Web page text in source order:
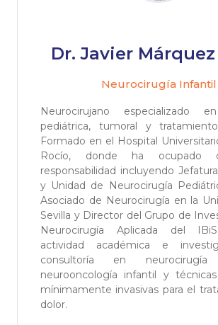
Dr. Javier Márquez
Neurocirugía Infantil
Neurocirujano especializado
pediátrica, tumoral y
Formado en el Hospital
Rocío, donde ha ocupado
responsabilidad incluyendo
y Unidad de Neurocirugía
Asociado de Neurocirugía en la
Sevilla y Director del Grupo de
Neurocirugía Aplicada del
actividad académica e
consultoría en neurocirugía
neurooncología infantil y
mínimamente invasivas para el
dolor.